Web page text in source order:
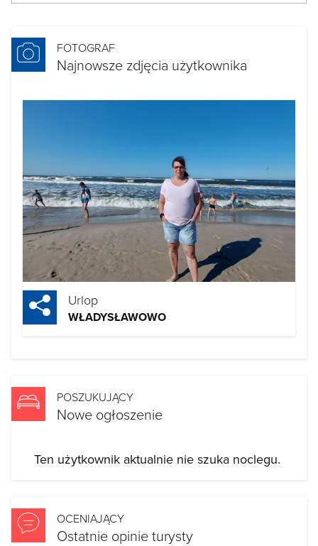
FOTOGRAF
Najnowsze zdjęcia użytkownika
Urlop
WŁADYSŁAWOWO
POSZUKUJĄCY
Nowe ogłoszenie
Ten użytkownik aktualnie nie szuka noclegu.
OCENIAJĄCY
Ostatnie opinie turysty